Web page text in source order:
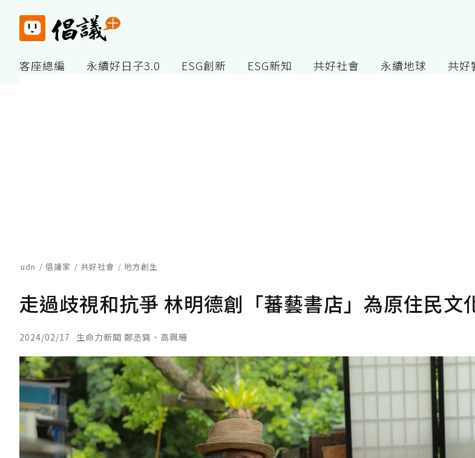
客座總編 永續好日子3.0 ESG創新 ESG新知 共好社會 永續地球 共好
udn 倡議家 共好社會 地方創生
走過歧視和抗爭 林明德創「蕃藝書店」為原住民文
2024/02/17 生命力新聞 鄭丞巽、高珮珊